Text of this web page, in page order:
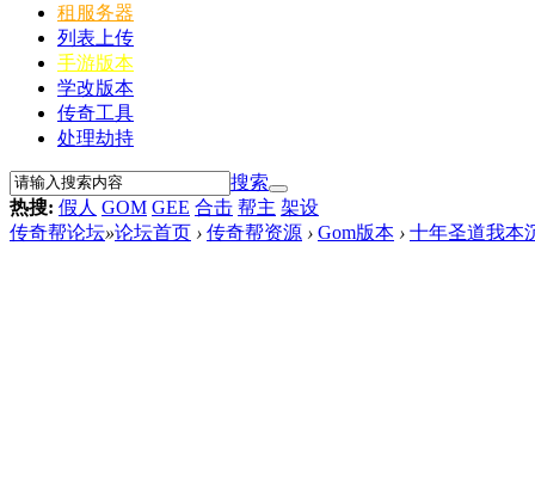
租服务器
列表上传
手游版本
学改版本
传奇工具
处理劫持
搜索
热搜: 假人 GOM GEE 合击 帮主 架设
传奇帮论坛»论坛首页 › 传奇帮资源 › Gom版本 › 十年圣道我本